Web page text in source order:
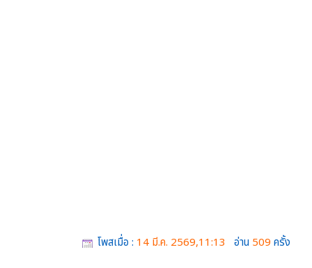
โพสเมื่อ : 14 มี.ค. 2569,11:13 อ่าน 509 ครั้ง